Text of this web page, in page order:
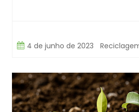
4 de junho de 2023